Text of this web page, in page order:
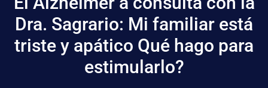
Dra. Sagrario: Mi familiar está
triste y apático Qué hago para
estimularlo?